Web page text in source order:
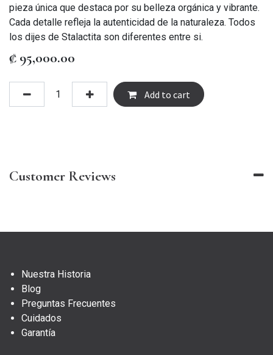
pieza única que destaca por su belleza orgánica y vibrante.
Cada detalle refleja la autenticidad de la naturaleza. Todos
los dijes de Stalactita son diferentes entre si.
₡ 95,000.00
Add to cart
Customer Reviews
Nuestra Historia
Blog
Preguntas Frecuentes
Cuidados
Garantía